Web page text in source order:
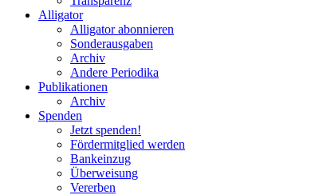
Alligator
Alligator abonnieren
Sonderausgaben
Archiv
Andere Periodika
Publikationen
Archiv
Spenden
Jetzt spenden!
Fördermitglied werden
Bankeinzug
Überweisung
Vererben